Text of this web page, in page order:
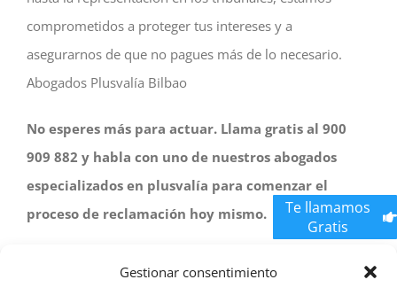
Gestionar consentimiento
comprometidos a proteger tus intereses y a
asegurarnos de que no pagues más de lo necesario.
Abogados Plusvalía Bilbao
No esperes más para actuar. Llama gratis al 900
909 882 y habla con uno de nuestros abogados
especializados en plusvalía para comenzar el
proceso de reclamación hoy mismo.
Reclamar Plusvalía
Te llamamos
Gratis